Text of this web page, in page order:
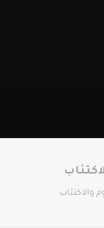
والاكتئاب